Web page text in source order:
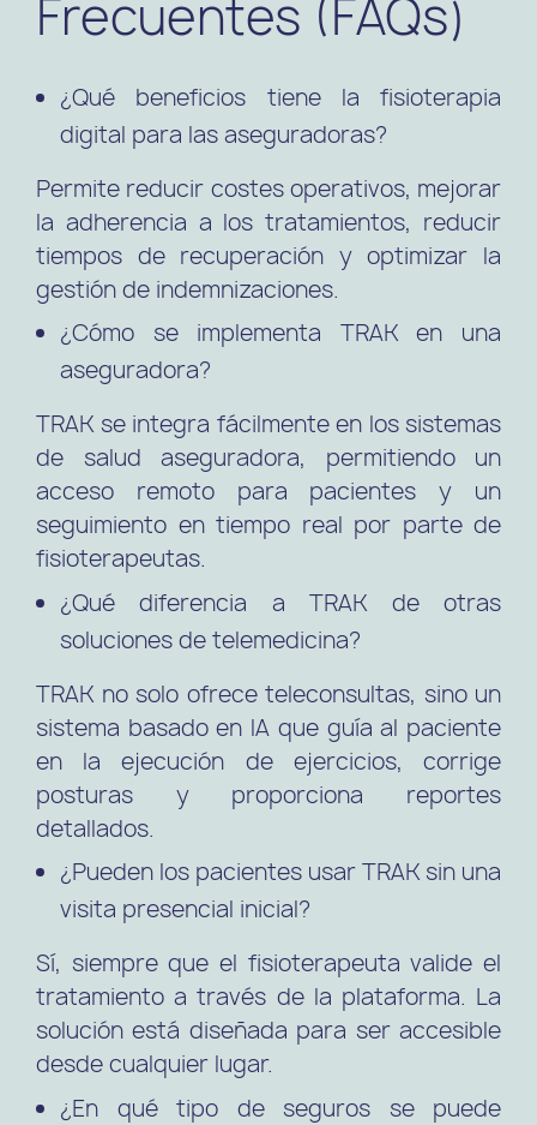
Frecuentes (FAQs)
¿Qué beneficios tiene la fisioterapia
digital para las aseguradoras?
Permite reducir costes operativos, mejorar
la adherencia a los tratamientos, reducir
tiempos de recuperación y optimizar la
gestión de indemnizaciones.
¿Cómo se implementa TRAK en una
aseguradora?
TRAK se integra fácilmente en los sistemas
de salud aseguradora, permitiendo un
acceso remoto para pacientes y un
seguimiento en tiempo real por parte de
fisioterapeutas.
¿Qué diferencia a TRAK de otras
soluciones de telemedicina?
TRAK no solo ofrece teleconsultas, sino un
sistema basado en IA que guía al paciente
en la ejecución de ejercicios, corrige
posturas y proporciona reportes
detallados.
¿Pueden los pacientes usar TRAK sin una
visita presencial inicial?
Sí, siempre que el fisioterapeuta valide el
tratamiento a través de la plataforma. La
solución está diseñada para ser accesible
desde cualquier lugar.
¿En qué tipo de seguros se puede